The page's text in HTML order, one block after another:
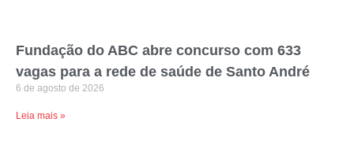
Fundação do ABC abre concurso com 633
vagas para a rede de saúde de Santo André
6 de agosto de 2026
Leia mais »